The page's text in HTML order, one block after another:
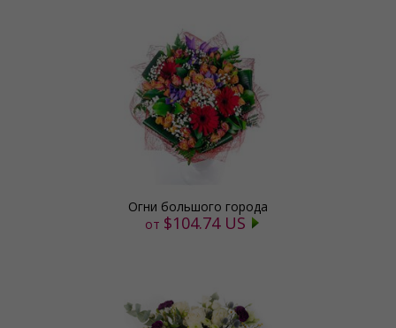
Огни большого города
от $104.74 US